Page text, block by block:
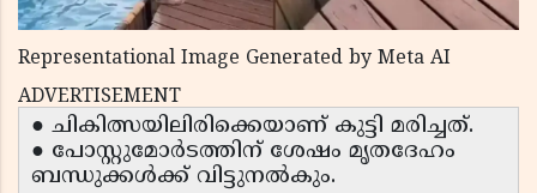
Representational Image Generated by Meta AI
ADVERTISEMENT
● ചികിത്സയിലിരിക്കെയാണ് കുട്ടി മരിച്ചത്.
● പോസ്റ്റുമോര്‍ടത്തിന് ശേഷം മൃതദേഹം
ബന്ധുക്കള്‍ക്ക് വിട്ടുനല്‍കും.